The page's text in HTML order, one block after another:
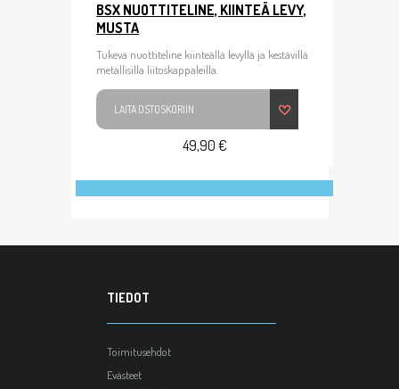
BSX NUOTTITELINE, KIINTEÄ LEVY,
MUSTA
Tukeva nuottiteline kiinteällä levyllä ja kestävillä
metallisilla liitoskappaleilla.
LAITA OSTOSKORIIN
49,90 €
TIEDOT
Toimitusehdot
Evästeet